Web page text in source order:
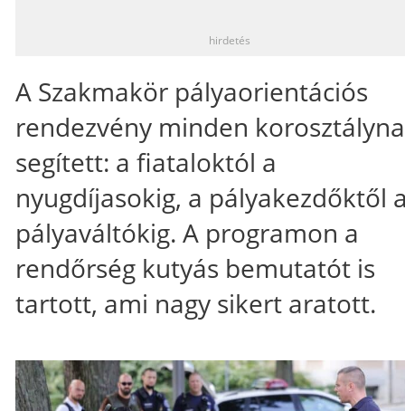
hirdetés
A Szakmakör pályaorientációs
rendezvény minden
segített: a fiataloktól a
nyugdíjasokig, a pályakezdőktől
pályaváltókig. A programon a
rendőrség kutyás bemutatót is
tartott, ami nagy sikert aratott.